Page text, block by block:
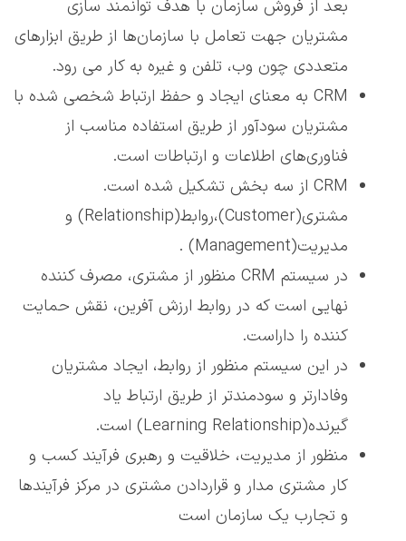
بعد از فروش سازمان با هدف توانمند سازی
مشتریان جهت تعامل با سازمان‌ها از طریق ابزارهای
متعددی چون وب، تلفن و غیره به کار می رود.
CRM به معنای ایجاد و حفظ ارتباط شخصی شده با
مشتریان سودآور از طریق استفاده مناسب از
فناوری‌های اطلاعات و ارتباطات است.
CRM از سه بخش تشکيل شده است.
مشتری(Customer)،روابط(Relationship) و
مديريت(Management) .
در سیستم CRM منظور از مشتری، مصرف کننده
نهايی است که در روابط ارزش آفرين، نقش حمايت
کننده را داراست.
در این سیستم منظور از روابط، ايجاد مشتريان
وفادارتر و سودمندتر از طريق ارتباط ياد
گيرنده(Learning Relationship) است.
منظور از مديريت، خلاقيت و رهبری فرآيند کسب و
کار مشتری مدار و قراردادن مشتری در مرکز فرآيندها
و تجارب يک سازمان است